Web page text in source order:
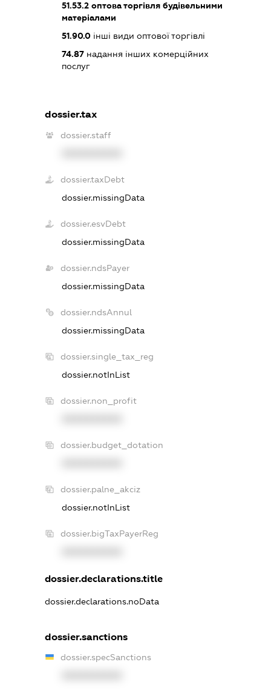
51.53.2 оптова торгівля будівельними
матеріалами
51.90.0 інші види оптової торгівлі
74.87 надання інших комерційних
послуг
dossier.tax
dossier.staff
dossier.taxDebt
dossier.missingData
dossier.esvDebt
dossier.missingData
dossier.ndsPayer
dossier.missingData
dossier.ndsAnnul
dossier.missingData
dossier.single_tax_reg
dossier.notInList
dossier.non_profit
dossier.budget_dotation
dossier.palne_akciz
dossier.notInList
dossier.bigTaxPayerReg
dossier.declarations.title
dossier.declarations.noData
dossier.sanctions
dossier.specSanctions